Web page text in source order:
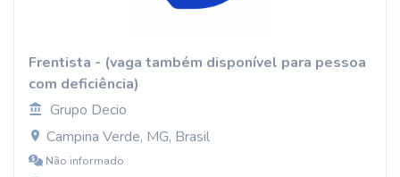
Frentista - (vaga também disponível para pessoa
com deficiência)
Grupo Decio
Campina Verde, MG, Brasil
Não informado